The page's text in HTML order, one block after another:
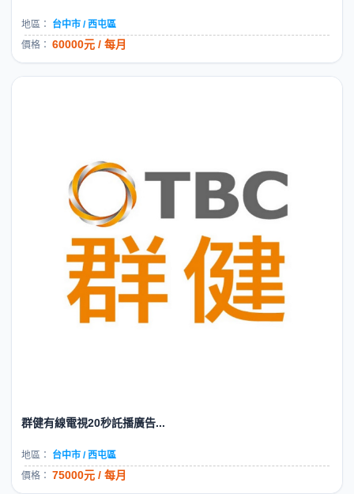
地區：
台中市 / 西屯區
價格： 60000元 / 每月
群健有線電視20秒託播廣告...
地區：
台中市 / 西屯區
價格： 75000元 / 每月